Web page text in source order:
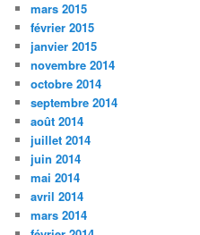
mars 2015
février 2015
janvier 2015
novembre 2014
octobre 2014
septembre 2014
août 2014
juillet 2014
juin 2014
mai 2014
avril 2014
mars 2014